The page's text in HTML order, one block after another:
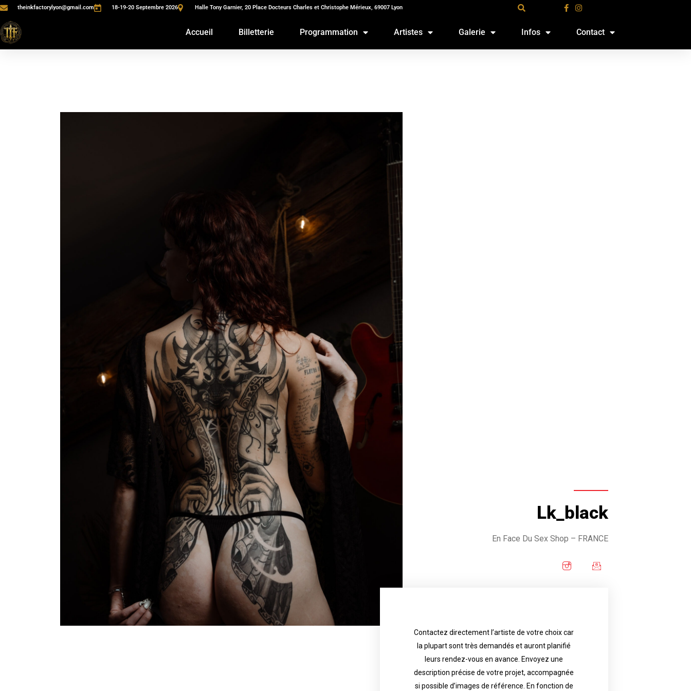
theinkfactorylyon@gmail.com 18-19-20 Septembre 2026 Halle Tony Garnier, 20 Place Docteurs Charles et Christophe Mérieux, 69007 Lyon
Accueil Billetterie Programmation Artistes Galerie Infos Contact
Lk_black
En Face Du Sex Shop – FRANCE
Contactez directement l’artiste de votre choix car
la plupart sont très demandés et auront planifié
leurs rendez-vous en avance. Envoyez une
description précise de votre projet, accompagnée
si possible d’images de référence. En fonction de
their appointments in advance. Send an accurate
description of your project, if possible attached
with reference images. Depending your request,
the tattoo artist will answer to tell you his
availability.